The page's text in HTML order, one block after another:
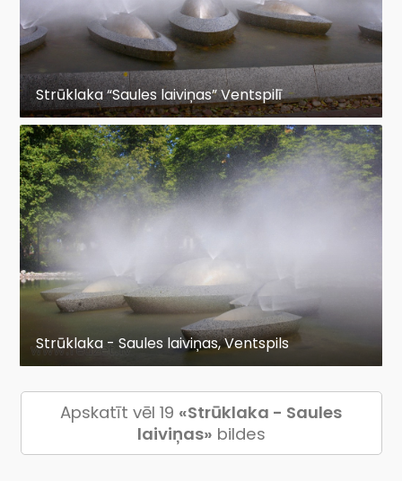
Strūklaka “Saules laiviņas” Ventspilī
Strūklaka - Saules laiviņas, Ventspils
Apskatīt vēl 19 «Strūklaka - Saules
laiviņas» bildes